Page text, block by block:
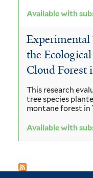
Available with
Experimental
the
Cloud Forest
This research
tree species
montane forest in
Available with